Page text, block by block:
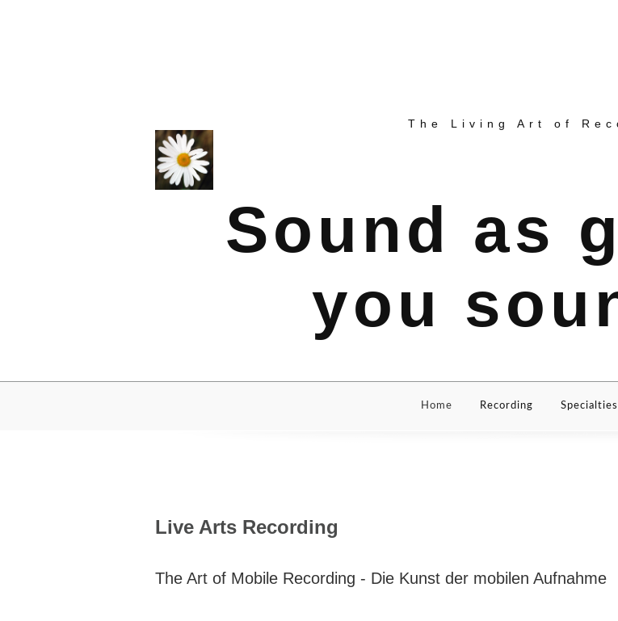
The Living Art of
Sound as
you
Home Recording Specialties
Live Arts Recording
The Art of Mobile Recording - Die Kunst der mobilen Aufnahme